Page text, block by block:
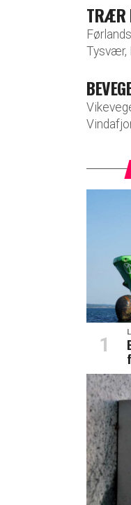
TRÆR
Tysvær,